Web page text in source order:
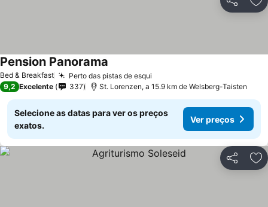
Partilhar
Bed & Breakfast Perto das pistas de esqui
Pension Panorama
9,2 Excelente 337 St. Lorenzen, a 15.9 km de Welsberg-Taisten
Selecione as datas para ver os preços
exatos.
Ver preços
Partilhar